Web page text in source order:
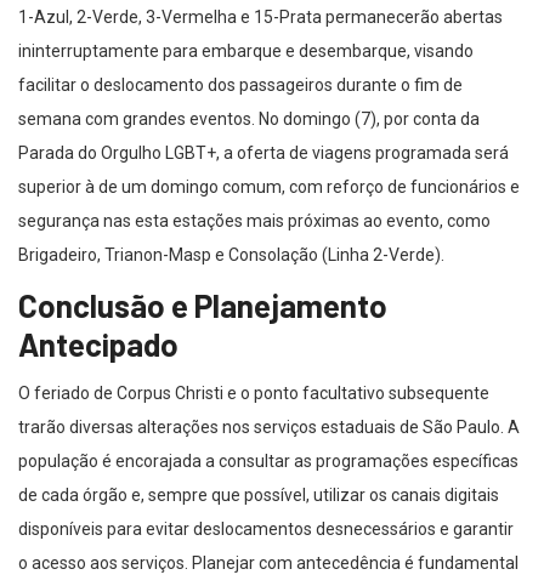
1-Azul, 2-Verde, 3-Vermelha e 15-Prata permanecerão abertas
ininterruptamente para embarque e desembarque, visando
facilitar o deslocamento dos passageiros durante o fim de
semana com grandes eventos. No domingo (7), por conta da
Parada do Orgulho LGBT+, a oferta de viagens programada será
superior à de um domingo comum, com reforço de funcionários e
segurança nas esta estações mais próximas ao evento, como
Brigadeiro, Trianon-Masp e Consolação (Linha 2-Verde).
Conclusão e Planejamento
Antecipado
O feriado de Corpus Christi e o ponto facultativo subsequente
trarão diversas alterações nos serviços estaduais de São Paulo. A
população é encorajada a consultar as programações específicas
de cada órgão e, sempre que possível, utilizar os canais digitais
disponíveis para evitar deslocamentos desnecessários e garantir
o acesso aos serviços. Planejar com antecedência é fundamental